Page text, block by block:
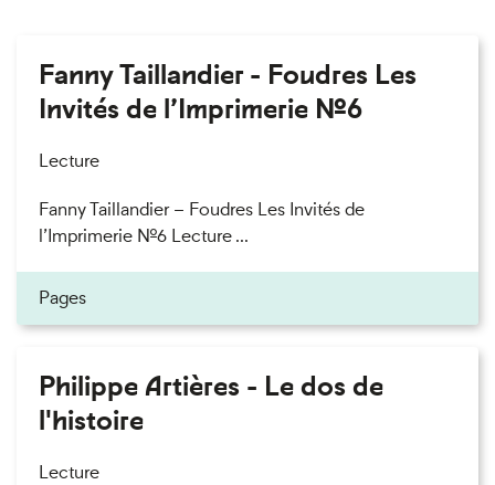
Fanny Taillandier - Foudres Les
Invités de l’Imprimerie n°6
Lecture
Fanny Taillandier – Foudres Les Invités de
l’Imprimerie n°6 Lecture ...
Pages
Philippe Artières - Le dos de
l'histoire
Lecture